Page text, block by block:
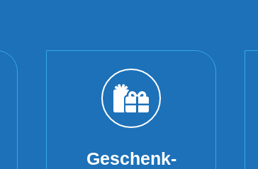
Geschenk-